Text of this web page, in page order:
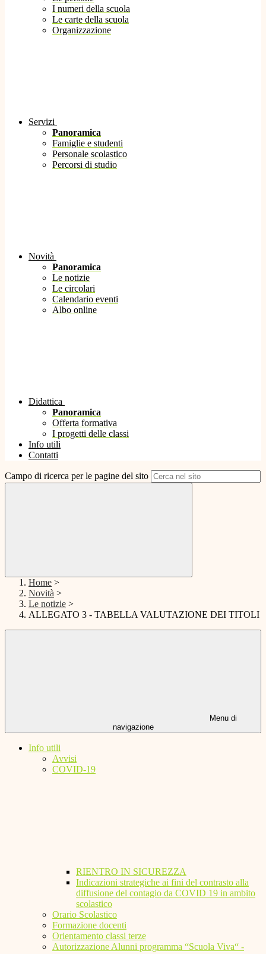
I numeri della scuola
Le carte della scuola
Organizzazione
Servizi
Panoramica
Famiglie e studenti
Personale scolastico
Percorsi di studio
Novità
Panoramica
Le notizie
Le circolari
Calendario eventi
Albo online
Didattica
Panoramica
Offerta formativa
I progetti delle classi
Info utili
Contatti
Campo di ricerca per le pagine del sito
Home >
Novità >
Le notizie >
ALLEGATO 3 - TABELLA VALUTAZIONE DEI TITOLI
Menu di
navigazione
Info utili
Avvisi
COVID-19
RIENTRO IN SICUREZZA
Indicazioni strategiche ai fini del contrasto alla
diffusione del contagio da COVID 19 in ambito
scolastico
Orario Scolastico
Formazione docenti
Orientamento classi terze
Autorizzazione Alunni programma “Scuola Viva“ -